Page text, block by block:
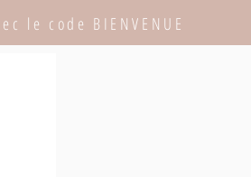
le code BIENVENUE